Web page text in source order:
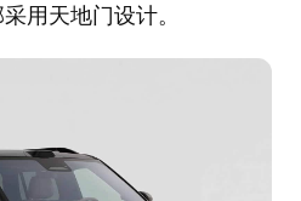
用天地门设计。